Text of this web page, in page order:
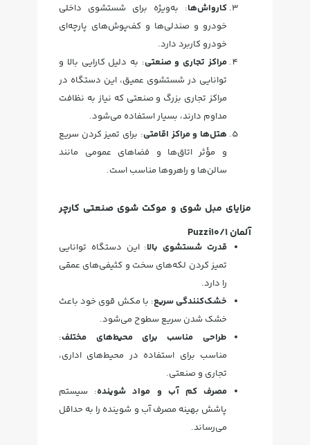
کارواش‌ها: به‌ویژه برای شستشوی داخلی
خودرو و صندلی‌ها و کف‌پوش‌های پارچه‌ای
خودرو کاربرد دارد.
مراکز تجاری و صنعتی: به دلیل کارایی بالا و
توانایی در شستشوی عمیق، این دستگاه در
مراکز تجاری بزرگ و صنعتی که نیاز به نظافت
مداوم دارند، بسیار استفاده می‌شود.
هتل‌ها و مراکز اقامتی: برای تمیز کردن سریع
و مؤثر اتاق‌ها و فضاهای عمومی مانند
سالن‌ها و راهروها مناسب است.
مزایای مبل شوی و موکت شوی صنعتی کارچر
آلمان Puzzi10/1
قدرت شستشوی بالا: این دستگاه توانایی
تمیز کردن لکه‌های سخت و کثیفی‌های عمقی
را دارد.
خشک‌کنندگی سریع: با مکش قوی خود باعث
خشک شدن سریع سطوح می‌شود.
طراحی مناسب برای محیط‌های مختلف:
مناسب برای استفاده در محیط‌های اداری،
تجاری و صنعتی.
مصرف کم آب و مواد شوینده: سیستم
پاشش بهینه مصرف آب و شوینده را به حداقل
می‌رساند.